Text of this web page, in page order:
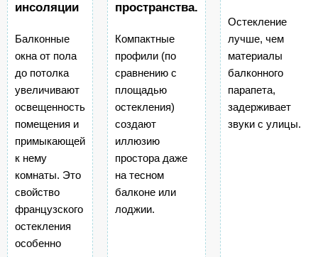
инсоляции
Балконные
окна от пола
до потолка
увеличивают
освещенность
помещения и
примыкающей
к нему
комнаты. Это
свойство
французского
остекления
особенно
пространства.
Компактные
профили (по
сравнению с
площадью
остекления)
создают
иллюзию
простора даже
на тесном
балконе или
лоджии.
Остекление
лучше, чем
материалы
балконного
парапета,
задерживает
звуки с улицы.